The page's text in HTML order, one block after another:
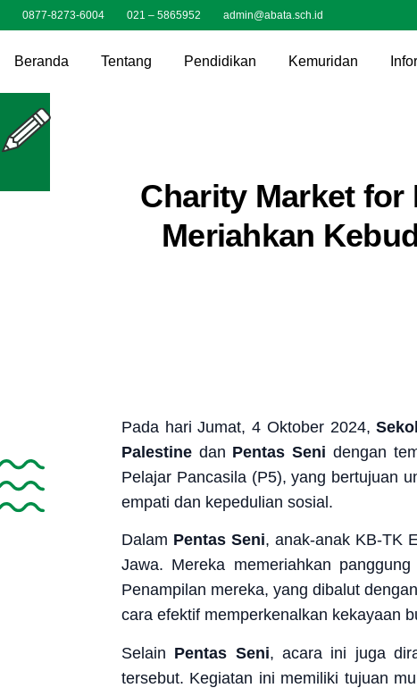
0877-8273-6004 021 – 5865952 admin@abata.sch.id
Beranda Tentang Pendidikan Kemuridan
Charity Market for
Meriahkan
Pada hari Jumat, 4 Oktober 2024,
Palestine dan Pentas Seni dengan
Pelajar Pancasila (P5), yang bertujuan
empati dan kepedulian sosial.
Dalam Pentas Seni, anak-anak KB-TK
Jawa. Mereka memeriahkan
Penampilan mereka, yang dibalut
cara efektif memperkenalkan kekayaan
Selain Pentas Seni, acara ini juga
tersebut. Kegiatan ini memiliki tujuan